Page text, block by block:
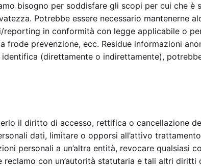
bisogno per soddisfare gli scopi per cui che è
Potrebbe essere necessario mantenerne
in conformità con legge applicabile o
frode prevenzione, ecc. Residue informazioni
(direttamente o indirettamente),
il diritto di accesso, rettifica o cancellazione
dati, limitare o opporsi all’attivo
personali a un’altra entità, revocare qualsiasi
con un’autorità statutaria e tali altri diritti